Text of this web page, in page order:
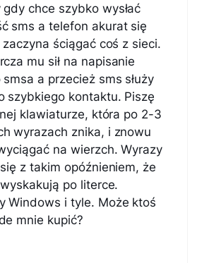
chce szybko wysłać
sms a telefon akurat się
zaczyna ściągać coś z sieci.
mu sił na napisanie
a przecież sms służy
szybkiego kontaktu. Piszę
klawiaturze, która po 2-3
wyrazach znika, i znowu
na wierzch. Wyrazy
z takim opóźnieniem, że
po literce.
Windows i tyle. Może ktoś
mnie kupić?